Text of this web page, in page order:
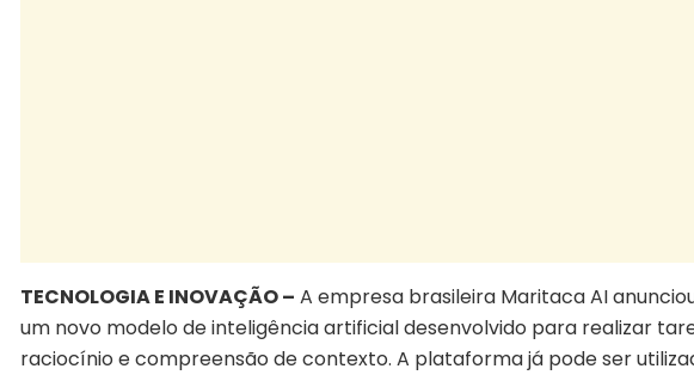
TECNOLOGIA E INOVAÇÃO – A empresa brasileira Maritaca AI
um novo modelo de inteligência artificial desenvolvido para realizar
raciocínio e compreensão de contexto. A plataforma já pode ser